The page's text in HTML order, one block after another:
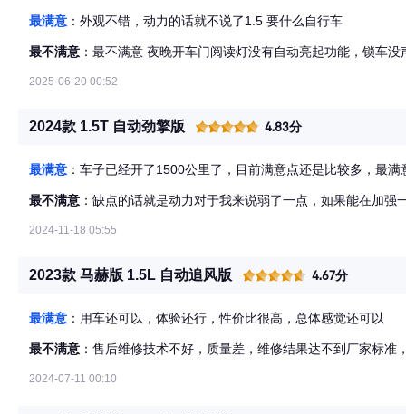
最满意 ：外观不错，动力的话就不说了1.5 要什么自行车
最不满意 ：最不满意 夜晚开车门阅读灯没有自动亮起功能，锁车
2025-06-20 00:52
2024款 1.5T 自动劲擎版 4.83分
最满意 ：车子已经开了1500公里了，目前满意点还是比较多，最
最不满意 ：缺点的话就是动力对于我来说弱了一点，如果能在加强
2024-11-18 05:55
2023款 马赫版 1.5L 自动追风版 4.67分
最满意 ：用车还可以，体验还行，性价比很高，总体感觉还可以
最不满意 ：售后维修技术不好，质量差，维修结果达不到厂家标准
2024-07-11 00:10